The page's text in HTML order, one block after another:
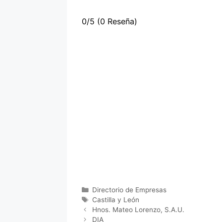
0/5 (0 Reseña)
Categorías
Directorio de Empresas
Etiquetas
Castilla y León
Hnos. Mateo Lorenzo, S.A.U.
DIA